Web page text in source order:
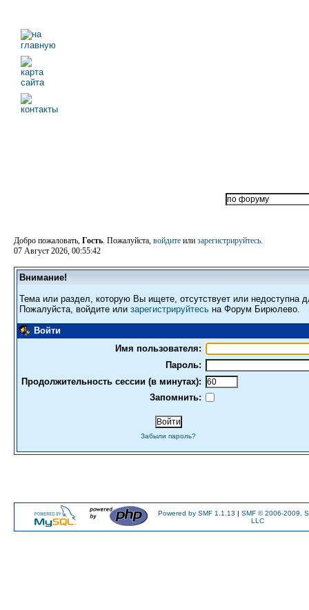
Добро пожаловать, Гость. Пожалуйста, войдите или зарегистрируйтесь.
07 Август 2026, 00:55:42
Внимание!
Тема или раздел, которую Вы ищете, отсутствует или недоступна
Пожалуйста, войдите или зарегистрируйтесь на Форум Бирюлево.
Войти
Имя пользователя:
Пароль:
Продолжительность сессии (в минутах):
Запомнить:
Забыли пароль?
Powered by SMF 1.1.13 | SMF © 2006-2009,
LLC